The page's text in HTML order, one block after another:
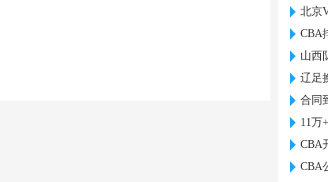
北京
CBA
山西
辽足
合同
11万
CBA
CBA